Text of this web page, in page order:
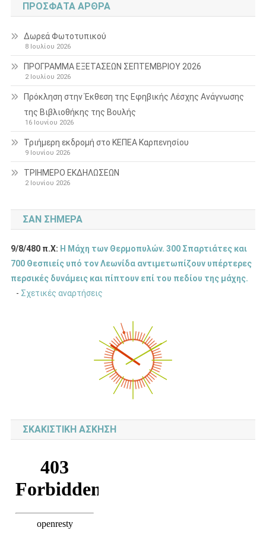
ΠΡΌΣΦΑΤΑ ΆΡΘΡΑ
Δωρεά Φωτοτυπικού
8 Ιουλίου 2026
ΠΡΟΓΡΑΜΜΑ ΕΞΕΤΑΣΕΩΝ ΣΕΠΤΕΜΒΡΙΟΥ 2026
2 Ιουλίου 2026
Πρόκληση στην Έκθεση της Εφηβικής Λέσχης Ανάγνωσης
της Βιβλιοθήκης της Βουλής
16 Ιουνίου 2026
Τριήμερη εκδρομή στο ΚΕΠΕΑ Καρπενησίου
9 Ιουνίου 2026
ΤΡΙΗΜΕΡΟ ΕΚΔΗΛΩΣΕΩΝ
2 Ιουνίου 2026
ΣΑΝ ΣΉΜΕΡΑ
9/8/480 π.Χ: Η Μάχη των Θερμοπυλών. 300 Σπαρτιάτες και
700 Θεσπιείς υπό τον Λεωνίδα αντιμετωπίζουν υπέρτερες
περσικές δυνάμεις και πίπτουν επί του πεδίου της μάχης.
- Σχετικές αναρτήσεις
ΣΚΑΚΙΣΤΙΚΉ ΆΣΚΗΣΗ